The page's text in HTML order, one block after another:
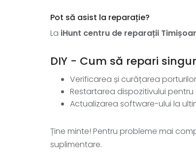
Pot să asist la reparație?
La iHunt centru de reparații
DIY - Cum să repari
Verificarea și curățarea
Restartarea dispozitivului
Actualizarea software-ului la
Ține minte! Pentru probleme mai
suplimentare.